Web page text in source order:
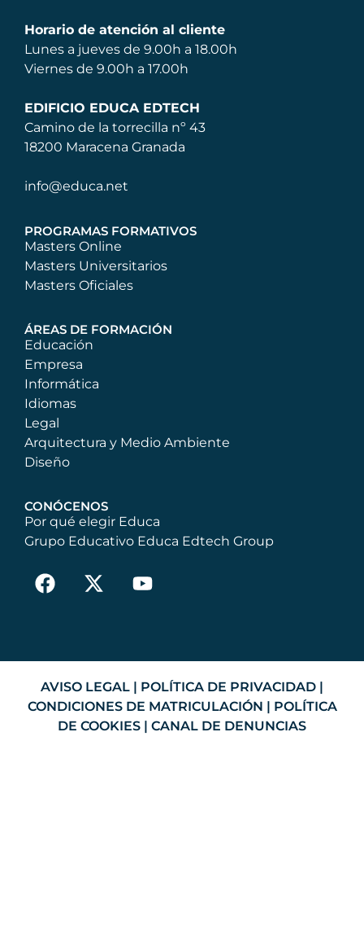
Horario de atención al cliente
Lunes a jueves de 9.00h a 18.00h
Viernes de 9.00h a 17.00h
EDIFICIO EDUCA EDTECH
Camino de la torrecilla nº 43
18200 Maracena Granada
info@educa.net
PROGRAMAS FORMATIVOS
Masters Online
Masters Universitarios
Masters Oficiales
ÁREAS DE FORMACIÓN
Educación
Empresa
Informática
Idiomas
Legal
Arquitectura y Medio Ambiente
Diseño
CONÓCENOS
Por qué elegir Educa
Grupo Educativo Educa Edtech Group
AVISO LEGAL | POLÍTICA DE PRIVACIDAD |
CONDICIONES DE MATRICULACIÓN | POLÍTICA
DE COOKIES | CANAL DE DENUNCIAS